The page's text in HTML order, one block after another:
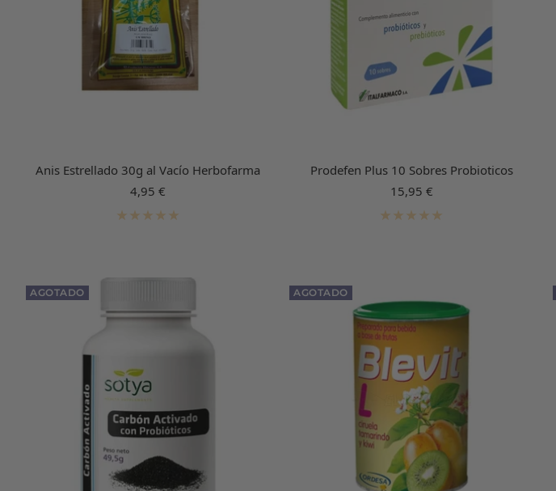
Anis Estrellado 30g al Vacío Herbofarma
Precio
de
4,95 €
Prodefen Plus 10 Sobres Probioticos
Precio
de
15,95 €
AGOTADO AGOTADO